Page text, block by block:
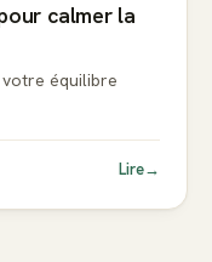
calmer la
équilibre
Lire→